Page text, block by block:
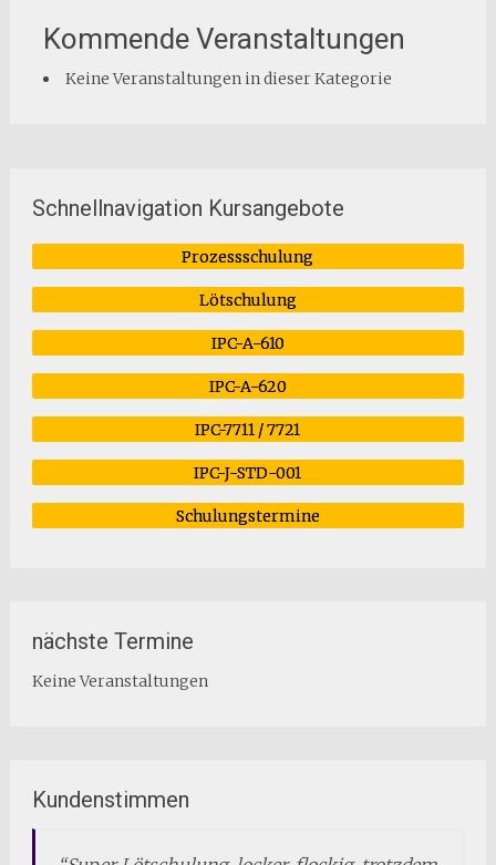
Kommende Veranstaltungen
Keine Veranstaltungen in dieser Kategorie
Schnellnavigation Kursangebote
Prozessschulung
Lötschulung
IPC-A-610
IPC-A-620
IPC-7711 / 7721
IPC-J-STD-001
Schulungstermine
nächste Termine
Keine Veranstaltungen
Kundenstimmen